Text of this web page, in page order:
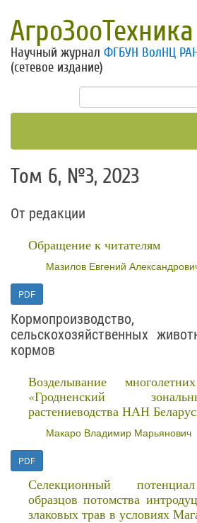
АгроЗооТехника
Научный журнал ФГБУН ВолНЦ
(сетевое издание)
Том 6, №3, 2023
От редакции
Обращение к читателям
Мазилов Евгений
PDF
сельскохозяйственных
кормов
Возделывание
«Гродненский
растениеводства НАН
Макаро Владимир Марьянович
PDF
Селекционный
образцов потомства
злаковых трав в условиях